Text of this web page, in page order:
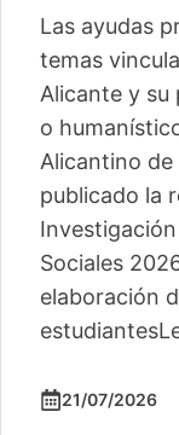
Las ayudas
temas
Alicante y
o
Alicantino
publicado la
Sociales
elaboración
estudiantes
21/07/2026